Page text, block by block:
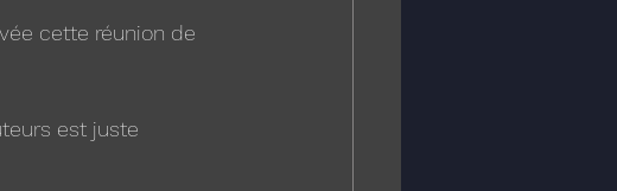
cette réunion de
est juste